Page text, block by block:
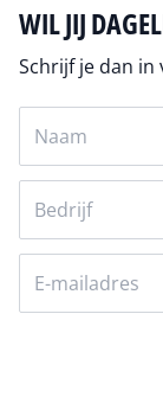
WIL JIJ
Schrijf je dan